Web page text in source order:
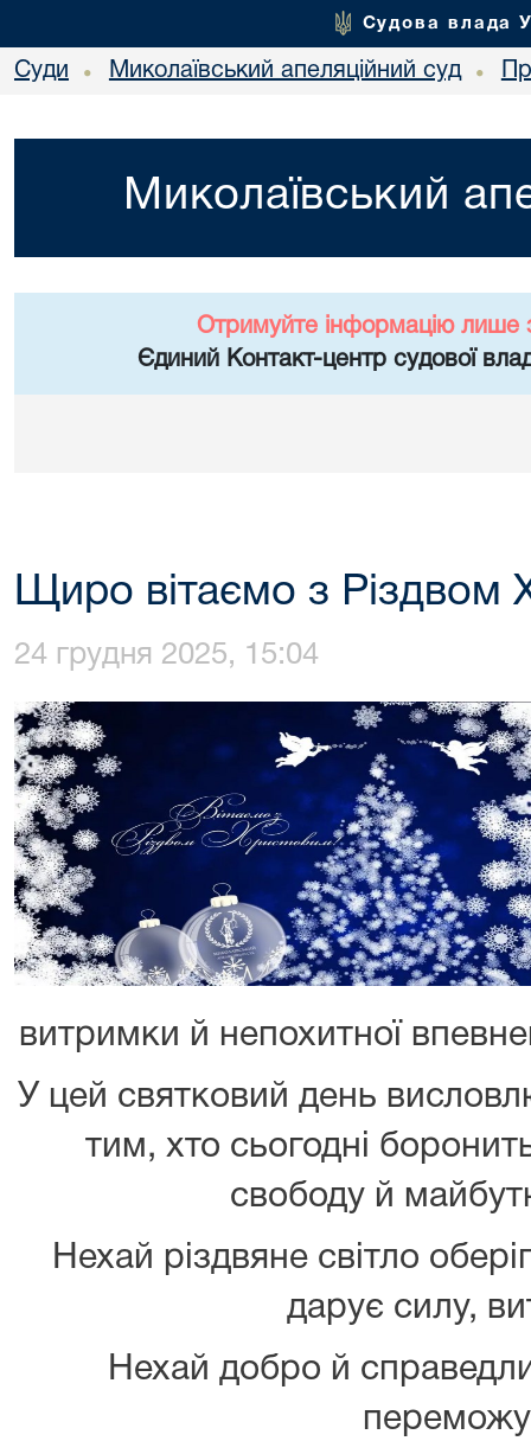
Судова влада
Суди • Миколаївський апеляційний суд •
Миколаївський
Отримуйте інформацію лише
Єдиний Контакт-центр судової
Щиро вітаємо з Різдвом
24 грудня 2025, 15:04
витримки й непохитної
У цей святковий день
тим, хто сьогодні
свободу й
Нехай різдвяне світло
дарує силу,
Нехай добро й